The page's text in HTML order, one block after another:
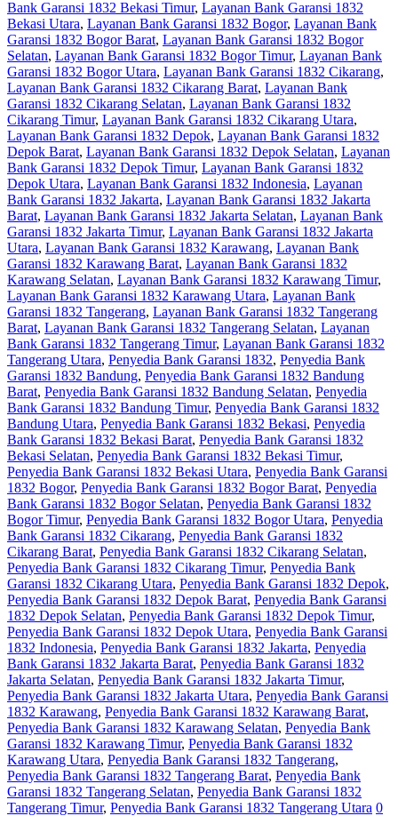
Bank Garansi 1832 Bekasi Timur, Layanan Bank Garansi 1832
Bekasi Utara, Layanan Bank Garansi 1832 Bogor, Layanan Bank
Garansi 1832 Bogor Barat, Layanan Bank Garansi 1832 Bogor
Selatan, Layanan Bank Garansi 1832 Bogor Timur, Layanan Bank
Garansi 1832 Bogor Utara, Layanan Bank Garansi 1832 Cikarang,
Layanan Bank Garansi 1832 Cikarang Barat, Layanan Bank
Garansi 1832 Cikarang Selatan, Layanan Bank Garansi 1832
Cikarang Timur, Layanan Bank Garansi 1832 Cikarang Utara,
Layanan Bank Garansi 1832 Depok, Layanan Bank Garansi 1832
Depok Barat, Layanan Bank Garansi 1832 Depok Selatan, Layanan
Bank Garansi 1832 Depok Timur, Layanan Bank Garansi 1832
Depok Utara, Layanan Bank Garansi 1832 Indonesia, Layanan
Bank Garansi 1832 Jakarta, Layanan Bank Garansi 1832 Jakarta
Barat, Layanan Bank Garansi 1832 Jakarta Selatan, Layanan Bank
Garansi 1832 Jakarta Timur, Layanan Bank Garansi 1832 Jakarta
Utara, Layanan Bank Garansi 1832 Karawang, Layanan Bank
Garansi 1832 Karawang Barat, Layanan Bank Garansi 1832
Karawang Selatan, Layanan Bank Garansi 1832 Karawang Timur,
Layanan Bank Garansi 1832 Karawang Utara, Layanan Bank
Garansi 1832 Tangerang, Layanan Bank Garansi 1832 Tangerang
Barat, Layanan Bank Garansi 1832 Tangerang Selatan, Layanan
Bank Garansi 1832 Tangerang Timur, Layanan Bank Garansi 1832
Tangerang Utara, Penyedia Bank Garansi 1832, Penyedia Bank
Garansi 1832 Bandung, Penyedia Bank Garansi 1832 Bandung
Barat, Penyedia Bank Garansi 1832 Bandung Selatan, Penyedia
Bank Garansi 1832 Bandung Timur, Penyedia Bank Garansi 1832
Bandung Utara, Penyedia Bank Garansi 1832 Bekasi, Penyedia
Bank Garansi 1832 Bekasi Barat, Penyedia Bank Garansi 1832
Bekasi Selatan, Penyedia Bank Garansi 1832 Bekasi Timur,
Penyedia Bank Garansi 1832 Bekasi Utara, Penyedia Bank Garansi
1832 Bogor, Penyedia Bank Garansi 1832 Bogor Barat, Penyedia
Bank Garansi 1832 Bogor Selatan, Penyedia Bank Garansi 1832
Bogor Timur, Penyedia Bank Garansi 1832 Bogor Utara, Penyedia
Bank Garansi 1832 Cikarang, Penyedia Bank Garansi 1832
Cikarang Barat, Penyedia Bank Garansi 1832 Cikarang Selatan,
Penyedia Bank Garansi 1832 Cikarang Timur, Penyedia Bank
Garansi 1832 Cikarang Utara, Penyedia Bank Garansi 1832 Depok,
Penyedia Bank Garansi 1832 Depok Barat, Penyedia Bank Garansi
1832 Depok Selatan, Penyedia Bank Garansi 1832 Depok Timur,
Penyedia Bank Garansi 1832 Depok Utara, Penyedia Bank Garansi
1832 Indonesia, Penyedia Bank Garansi 1832 Jakarta, Penyedia
Bank Garansi 1832 Jakarta Barat, Penyedia Bank Garansi 1832
Jakarta Selatan, Penyedia Bank Garansi 1832 Jakarta Timur,
Penyedia Bank Garansi 1832 Jakarta Utara, Penyedia Bank Garansi
1832 Karawang, Penyedia Bank Garansi 1832 Karawang Barat,
Penyedia Bank Garansi 1832 Karawang Selatan, Penyedia Bank
Garansi 1832 Karawang Timur, Penyedia Bank Garansi 1832
Karawang Utara, Penyedia Bank Garansi 1832 Tangerang,
Penyedia Bank Garansi 1832 Tangerang Barat, Penyedia Bank
Garansi 1832 Tangerang Selatan, Penyedia Bank Garansi 1832
Tangerang Timur, Penyedia Bank Garansi 1832 Tangerang Utara 0